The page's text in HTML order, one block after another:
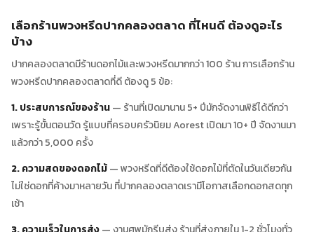
เลือกร้านพวงหรีดปากคลองตลาด ที่ไหนดี ต้องดูอะไร
บ้าง
ปากคลองตลาดมีร้านดอกไม้และพวงหรีดมากกว่า 100 ร้าน การเลือกร้าน
พวงหรีดปากคลองตลาดที่ดี ต้องดู 5 ข้อ:
1. ประสบการณ์ของร้าน— ร้านที่เปิดมานาน 5+ ปีมักจัดงานพิธีได้ดีกว่า
เพราะรู้ขั้นตอนวัด รู้แบบที่ครอบครัวนิยม Aorest เปิดมา 10+ ปี จัดงานมา
แล้วกว่า 5,000 ครั้ง
2. ความสดของดอกไม้— พวงหรีดที่ดีต้องใช้ดอกไม้ที่ตัดในวันเดียวกัน
ไม่ใช่ดอกที่ค้างมาหลายวัน ที่ปากคลองตลาดเรามีโอกาสเลือกดอกสดทุก
เช้า